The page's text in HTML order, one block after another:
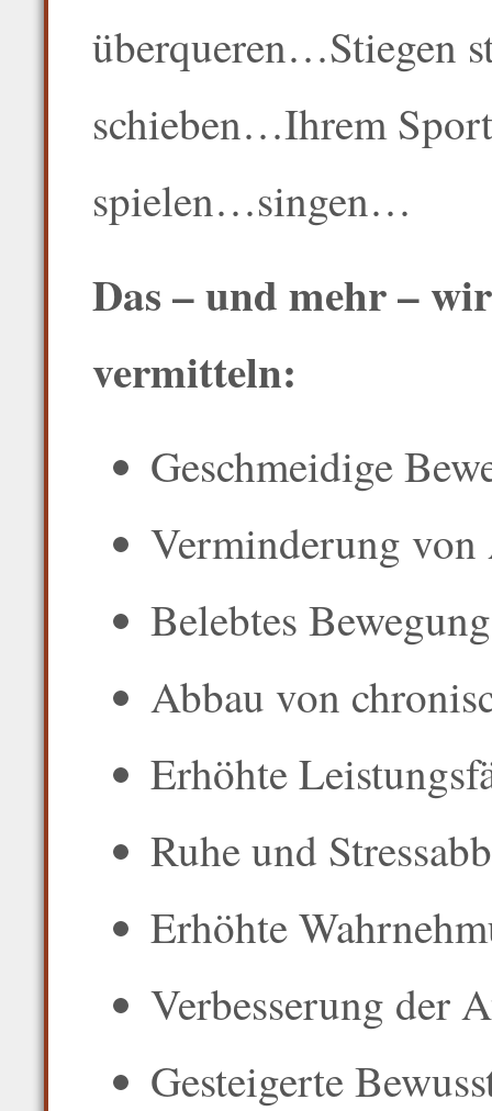
überqueren…Stiegen
schieben…Ihrem
spielen…singen…
Das – und mehr –
vermitteln:
Geschmeidige
Verminderung von
Belebtes
Abbau von
Erhöhte
Ruhe und
Erhöhte
Verbesserung der
Gesteigerte